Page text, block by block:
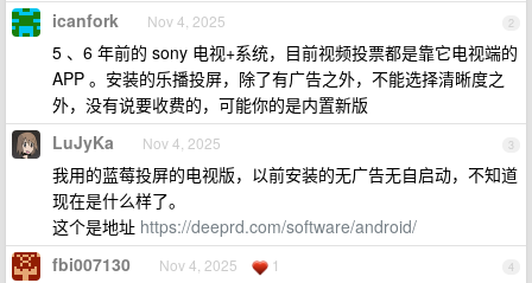
2
icanfork Nov 4, 2025
5 、6 年前的 sony 电视+系统，目前视频投票都是靠它电视端的
APP 。安装的乐播投屏，除了有广告之外，不能选择清晰度之
外，没有说要收费的，可能你的是内置新版
3
LuJyKa Nov 4, 2025
我用的蓝莓投屏的电视版，以前安装的无广告无自启动，不知道
现在是什么样了。
这个是地址 https://deeprd.com/software/android/
4
fbi007130 Nov 4, 2025 1